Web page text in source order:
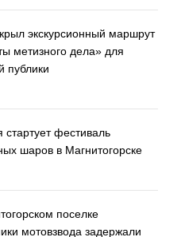
экскурсионный маршрут
метизного дела» для
публики
стартует фестиваль
шаров в Магнитогорске
поселке
мотовзвода задержали